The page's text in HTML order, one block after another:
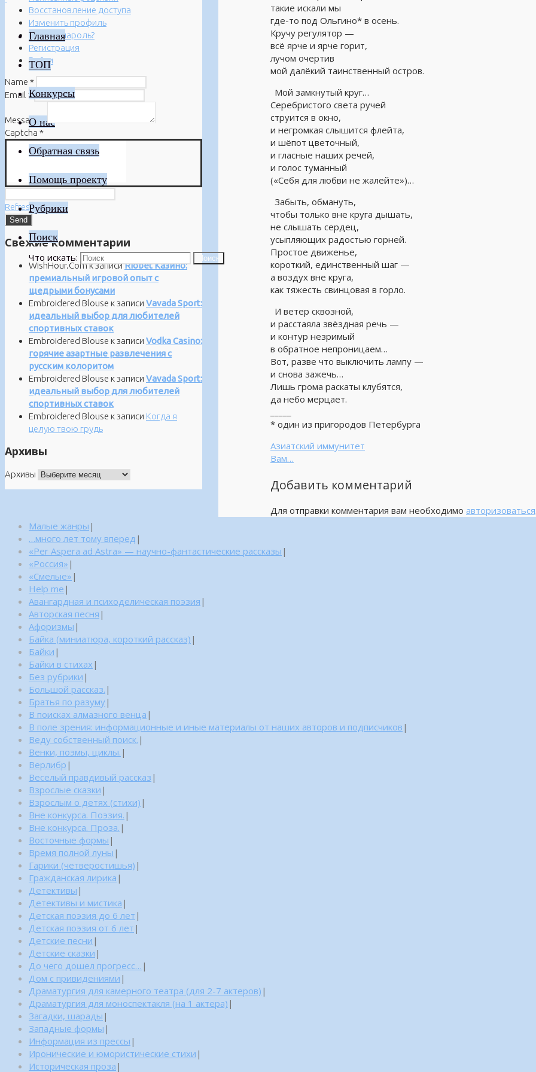
Главная
ТОП
Конкурсы
О нас
Обратная связь
Помощь проекту
Рубрики
Поиск
Что искать: Поиск
такие искали мы
где-то под Ольгино* в осень.
Кручу регулятор —
всё ярче и ярче горит,
лучом очертив
мой далёкий таинственный остров.
Мой замкнутый круг…
Серебристого света ручей
струится в окно,
и негромкая слышится флейта,
и шёпот цветочный,
и гласные наших речей,
и голос туманный
(«Себя для любви не жалейте»)…
Забыть, обмануть,
чтобы только вне круга дышать,
не слышать сердец,
усыпляющих радостью горней.
Простое движенье,
короткий, единственный шаг —
а воздух вне круга,
как тяжесть свинцовая в горло.
И ветер сквозной,
и расстаяла звёздная речь —
и контур незримый
в обратное непроницаем…
Вот, разве что выключить лампу —
и снова зажечь…
Лишь грома раскаты клубятся,
да небо мерцает.
* один из пригородов Петербурга
Азиатский иммунитет
Вам…
Добавить комментарий
Для отправки комментария вам необходимо авторизоваться
Восстановление доступа
Изменить профиль
Забыли пароль?
Регистрация
Войти
Name *
Email *
Message*
Captcha *
Refresh
Свежие комментарии
WishHour.Comк записиRiobet Казино:
премиальный игровой опыт с
щедрыми бонусами
Embroidered Blouse к записи Vavada Sport:
идеальный выбор для любителей
спортивных ставок
Embroidered Blouse к записи Vodka Casino:
горячие азартные развлечения с
русским колоритом
Embroidered Blouse к записи Vavada Sport:
идеальный выбор для любителей
спортивных ставок
Embroidered Blouse к записи Когда я
целую твою грудь
Архивы
Архивы
Малые жанры |
…много лет тому вперед |
«Per Aspera ad Astra» — научно-фантастические рассказы |
«Россия» |
«Смелые» |
Help me |
Авангардная и психоделическая поэзия |
Авторская песня |
Афоризмы |
Байка (миниатюра, короткий рассказ) |
Байки |
Байки в стихах |
Без рубрики |
Большой рассказ. |
Братья по разуму|
В поисках алмазного венца |
В поле зрения: информационные и иные материалы от наших авторов и подписчиков |
Веду собственный поиск. |
Венки, поэмы, циклы. |
Верлибр |
Веселый правдивый рассказ |
Взрослые сказки |
Взрослым о детях (стихи) |
Вне конкурса. Поэзия. |
Вне конкурса. Проза. |
Восточные формы |
Время полной луны |
Гарики (четверостишья) |
Гражданская лирика |
Детективы |
Детективы и мистика |
Детская поэзия до 6 лет |
Детская поэзия от 6 лет |
Детские песни |
Детские сказки |
До чего дошел прогресс… |
Дом с привидениями |
Драматургия для камерного театра (для 2-7 актеров) |
Драматургия для моноспектакля (на 1 актера) |
Загадки, шарады |
Западные формы |
Информация из прессы |
Иронические и юмористические стихи |
Историческая проза |